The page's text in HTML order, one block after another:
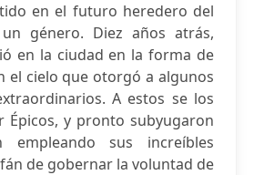
en el futuro heredero del
género. Diez años atrás,
en la ciudad en la forma de
el cielo que otorgó a algunos
A estos se los
Épicos, y pronto subyugaron
sus increíbles
de gobernar la voluntad de